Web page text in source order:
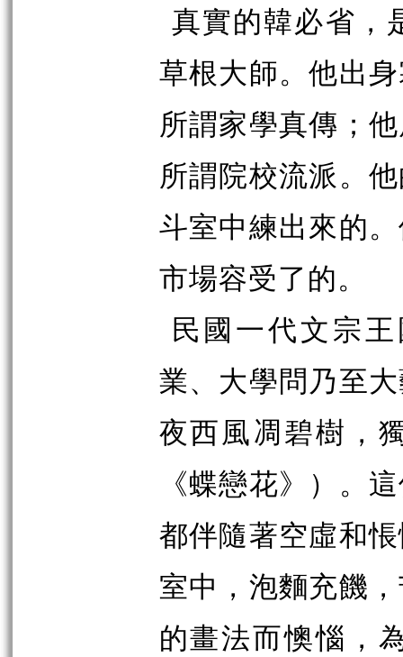
真實的韓必省，
草根大師。他出
所謂家學真傳；
所謂院校流派。
斗室中練出來的
市場容受了的。
民國一代文宗
業、大學問乃至
夜西風凋碧樹，
《蝶戀花》）。
都伴隨著空虛和
室中，泡麵充饑
的畫法而懊惱，